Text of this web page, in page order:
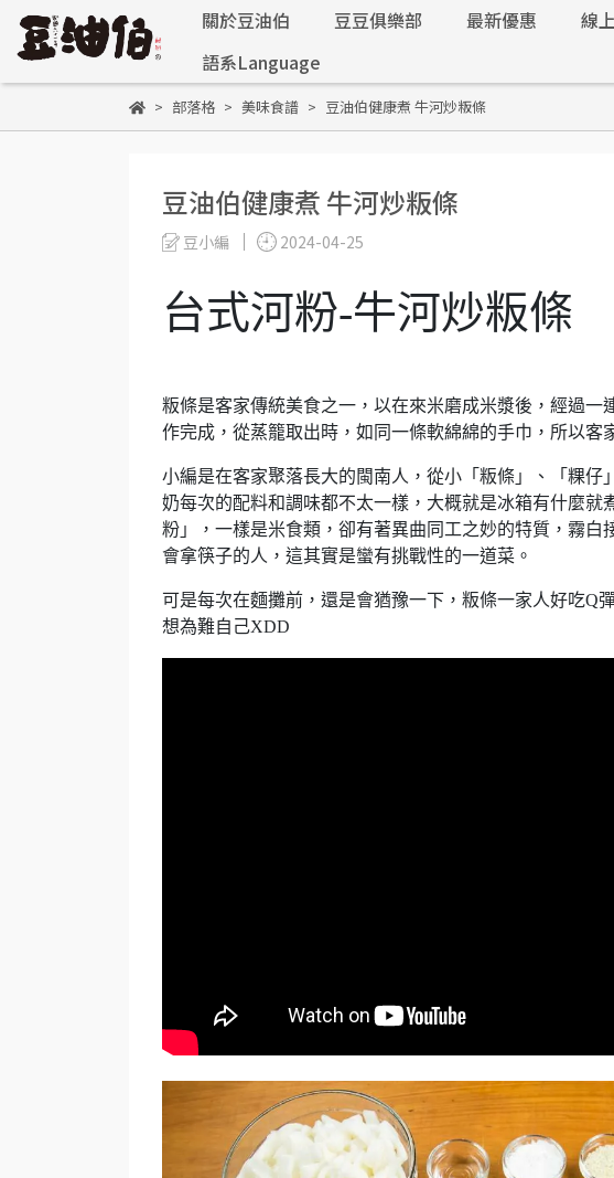
關於豆油伯 豆豆俱樂部 最新優惠 線
語系Language
部落格 美味食譜 豆油伯健康煮 牛河炒粄條
豆油伯健康煮 牛河炒粄條
豆小編 2024-04-25
台式河粉-牛河炒粄條
粄條是客家傳統美食之一，以在來米磨成米漿後，經過
作完成，從蒸籠取出時，如同一條軟綿綿的手巾，所以客
小編是在客家聚落長大的閩南人，從小「粄條」、「粿
奶每次的配料和調味都不太一樣，大概就是冰箱有什麼就
粉」，一樣是米食類，卻有著異曲同工之妙的特質，霧
會拿筷子的人，這其實是蠻有挑戰性的一道菜。
可是每次在麵攤前，還是會猶豫一下，粄條一家人好吃Q
想為難自己XDD